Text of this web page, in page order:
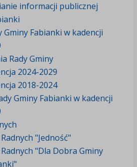
informacji publicznej
Gminy Fabianki w kadencji
Rady Gminy
2024-2029
2018-2024
Gminy Fabianki w kadencji
"Jedność"
"Dla Dobra Gminy